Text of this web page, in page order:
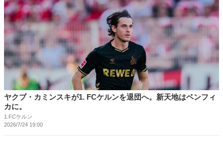
ヤクブ・カミンスキが1. FCケルンを退団へ。新天地はベンフィ
カに。
1.FCケルン
2026/7/24 19:00